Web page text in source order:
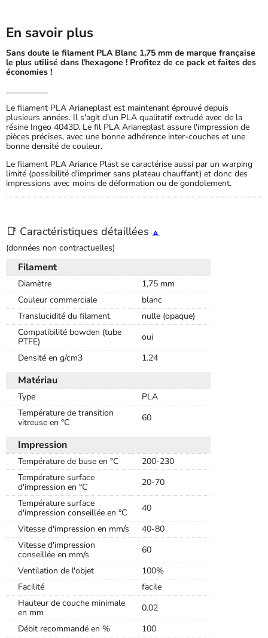
En savoir plus
Sans doute le filament PLA Blanc 1,75 mm de marque française
le plus utilisé dans l'hexagone ! Profitez de ce pack et faites des
économies !
__________
Le filament PLA Arianeplast est maintenant éprouvé depuis
plusieurs années. Il s'agit d'un PLA qualitatif extrudé avec de la
résine Ingeo 4043D. Le fil PLA Arianeplast assure l'impression de
pièces précises, avec une bonne adhérence inter-couches et une
bonne densité de couleur.
Le filament PLA Ariance Plast se caractérise aussi par un warping
limité (possibilité d'imprimer sans plateau chauffant) et donc des
impressions avec moins de déformation ou de gondolement.
📑 Caractéristiques détaillées 🔼
(données non contractuelles)
Filament
Diamètre
1,75 mm
Couleur commerciale
blanc
Translucidité du filament
nulle (opaque)
Compatibilité bowden (tube
PTFE)
oui
Densité en g/cm3
1.24
Matériau
Type
PLA
Température de transition
vitreuse en °C
60
Impression
Température de buse en °C
200-230
Température surface
d'impression en °C
20-70
Température surface
d'impression conseillée en °C
40
Vitesse d'impression en mm/s
40-80
Vitesse d'impression
conseillée en mm/s
60
Ventilation de l'objet
100%
Facilité
facile
Hauteur de couche minimale
en mm
0.02
Débit recommandé en %
100